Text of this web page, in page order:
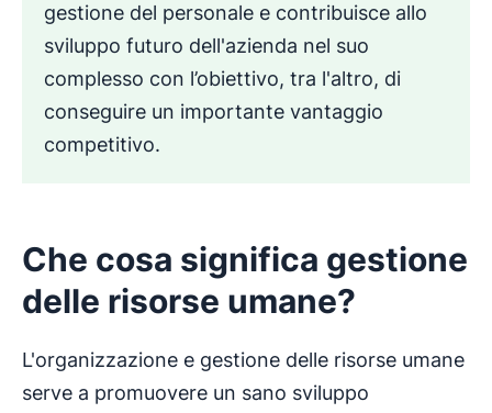
gestione del personale e contribuisce allo
sviluppo futuro dell'azienda nel suo
complesso con l’obiettivo, tra l'altro, di
conseguire un importante vantaggio
competitivo.
Che cosa significa gestione
delle risorse umane?
L'organizzazione e gestione delle risorse umane
serve a promuovere un sano sviluppo